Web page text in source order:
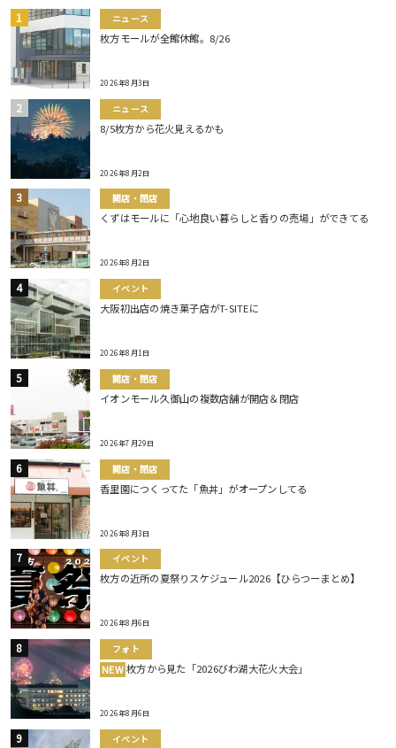
ニュース
枚方モールが全館休館。8/26
2026年8月3日
ニュース
8/5枚方から花火見えるかも
2026年8月2日
開店・閉店
くずはモールに「心地良い暮らしと香りの売場」ができてる
2026年8月2日
イベント
大阪初出店の焼き菓子店がT-SITEに
2026年8月1日
開店・閉店
イオンモール久御山の複数店舗が開店＆閉店
2026年7月29日
開店・閉店
香里園につくってた「魚丼」がオープンしてる
2026年8月3日
イベント
枚方の近所の夏祭りスケジュール2026【ひらつーまとめ】
2026年8月6日
フォト
NEW 枚方から見た「2026びわ湖大花火大会」
2026年8月6日
イベント